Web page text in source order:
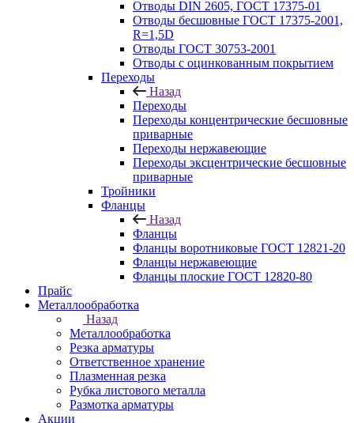
Отводы DIN 2605, ГОСТ 17375-01
Отводы бесшовные ГОСТ 17375-2001,
R=1,5D
Отводы ГОСТ 30753-2001
Отводы с оцинкованным покрытием
Переходы
Назад
Переходы
Переходы концентрические бесшовные
приварные
Переходы нержавеющие
Переходы эксцентрические бесшовные
приварные
Тройники
Фланцы
Назад
Фланцы
Фланцы воротниковые ГОСТ 12821-20
Фланцы нержавеющие
Фланцы плоские ГОСТ 12820-80
Прайс
Металлообработка
Назад
Металлообработка
Резка арматуры
Ответственное хранение
Плазменная резка
Рубка листового металла
Размотка арматуры
Акции